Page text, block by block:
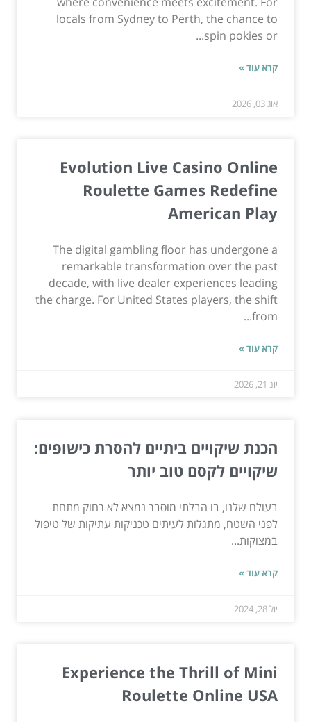
locals from Sydney to Perth, the chance to
spin pokies or...
קרא עוד »
אוג 03, 2026
Evolution Live Casino Online
Roulette Games Redefine
American Play
The digital gambling floor has undergone a
remarkable transformation over the past
decade, with live dealer experiences leading
the charge. For United States players, the shift
from...
קרא עוד »
יונ 21, 2026
הכנת שיקויים ביתיים להסרת כישופים:
שיקויים לקסם טוב יותר
בעולם שלנו, בו הבלתי מוסבר נמצא לא רחוק מתחת
לפני השטח, מתגלות לעיתים טכניקות עתיקות של טיפול
במצוקות...
קרא עוד »
יול 28, 2024
Experience the Thrill of Mini
Roulette Online USA